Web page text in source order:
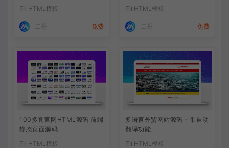
HTML模板
免费
HTML模板
免费
100多套官网HTML源码 前端
静态页面源码
HTML模板
多语言外贸网站源码 – 带自动
翻译功能
HTML模板